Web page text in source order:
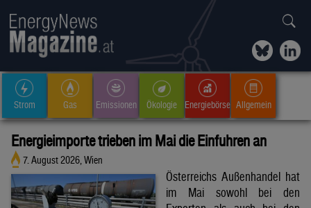
Strom Gas Emissionen Ökologie Energiebörse Allgemein
Energieimporte trieben im Mai die Einfuhren an
7. August 2026, Wien
Österreichs Außenhandel hat
im Mai sowohl bei den